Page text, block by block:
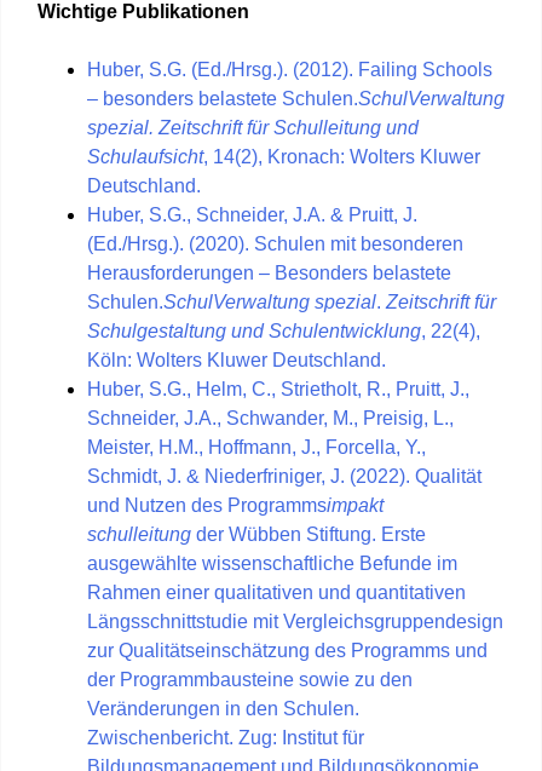
Wichtige Publikationen
Huber, S.G. (Ed./Hrsg.). (2012). Failing Schools
– besonders belastete Schulen.SchulVerwaltung
spezial. Zeitschrift für Schulleitung und
Schulaufsicht, 14(2), Kronach: Wolters Kluwer
Deutschland.
Huber, S.G., Schneider, J.A. & Pruitt, J.
(Ed./Hrsg.). (2020). Schulen mit besonderen
Herausforderungen – Besonders belastete
Schulen.SchulVerwaltung spezial. Zeitschrift für
Schulgestaltung und Schulentwicklung, 22(4),
Köln: Wolters Kluwer Deutschland.
Huber, S.G., Helm, C., Strietholt, R., Pruitt, J.,
Schneider, J.A., Schwander, M., Preisig, L.,
Meister, H.M., Hoffmann, J., Forcella, Y.,
Schmidt, J. & Niederfriniger, J. (2022). Qualität
und Nutzen des Programmsimpakt
schulleitung der Wübben Stiftung. Erste
ausgewählte wissenschaftliche Befunde im
Rahmen einer qualitativen und quantitativen
Längsschnittstudie mit Vergleichsgruppendesign
zur Qualitätseinschätzung des Programms und
der Programmbausteine sowie zu den
Veränderungen in den Schulen.
Zwischenbericht. Zug: Institut für
Bildungsmanagement und Bildungsökonomie